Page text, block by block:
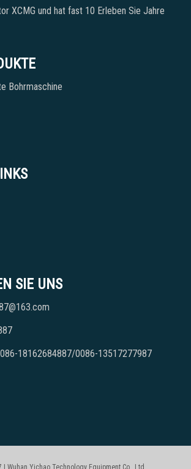
XCMG und hat fast 10 Erleben Sie Jahre
Bohrmaschine
SIE UNS
18162684887/0086-13517277987
| Wuhan Yichao Technology Equipment Co., Ltd